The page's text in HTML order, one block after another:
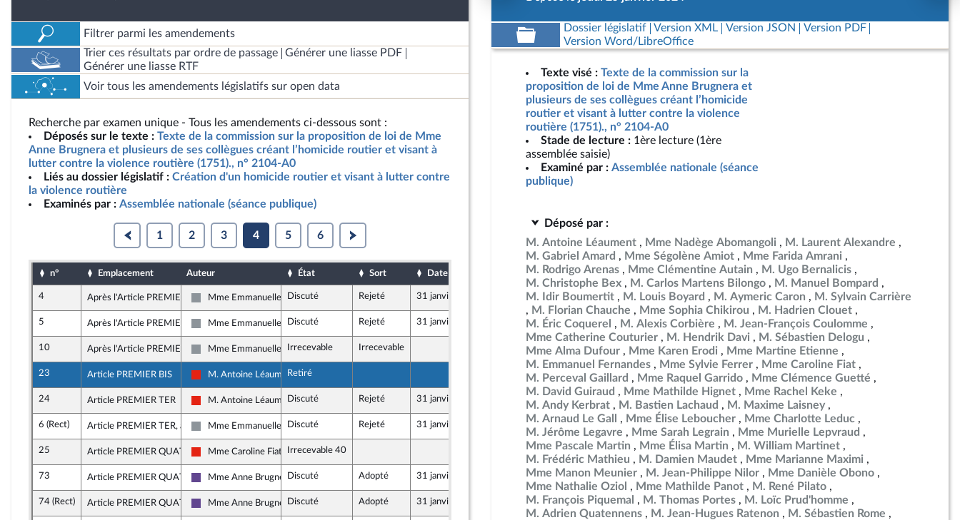
Filtrer parmi les amendements
Trier ces résultats par ordre de passage
Générer une liasse PDF
Générer une liasse RTF
Voir tous les amendements législatifs sur open data
Recherche par examen unique - Tous les amendements ci-dessous sont :
Déposés sur le texte : Texte de la commission sur la proposition de loi de Mme
Anne Brugnera et plusieurs de ses collègues créant l’homicide routier et visant à
lutter contre la violence routière (1751)., n° 2104-A0
Liés au dossier législatif : Création d'un homicide routier et visant à lutter contre
la violence routière
Examinés par : Assemblée nationale (séance publique)
1 2 3 4 5 6
n° Emplacement Auteur État Sort Date d'examen Date de dépôt
4 Après l'Article PREMIER
Non inscrit
Mme Emmanuelle Ménard
Discuté Rejeté 31 janvier 2024 25 janvier 2024
5 Après l'Article PREMIER
Non inscrit
Mme Emmanuelle Ménard
Discuté Rejeté 31 janvier 2024 25 janvier 2024
10 Après l'Article PREMIER
Non inscrit
Mme Emmanuelle Ménard
Irrecevable Irrecevable 25 janvier 2024
23 Article PREMIER BIS
La France insoumise - Nouvelle Union Populaire écologique et sociale
M. Antoine LéaumentRetiré 25 janvier 2024
24 Article PREMIER TER
La France insoumise - Nouvelle Union Populaire écologique et sociale
M. Antoine LéaumentDiscuté Rejeté 31 janvier 2024 25 janvier 2024
6 (Rect) Article PREMIER TER, alinéa 2
Non inscrit
Mme Emmanuelle Ménard
Discuté Rejeté 31 janvier 2024 25 janvier 2024
25 Article PREMIER QUATER, alinéa 2
La France insoumise - Nouvelle Union Populaire écologique et sociale
Mme Caroline Fiat Irrecevable 40 25 janvier 2024
73 Article PREMIER QUATER, alinéa 2
Renaissance
Mme Anne BrugneraDiscuté Adopté 31 janvier 2024 25 janvier 2024
74 (Rect) Article PREMIER QUATER, alinéa 2
Renaissance
Mme Anne BrugneraDiscuté Adopté 31 janvier 2024 25 janvier 2024
Dossier législatif Version XML Version JSON
Version PDF
Version Word/LibreOffice
Texte visé : Texte de la commission sur la
proposition de loi de Mme Anne Brugnera et
plusieurs de ses collègues créant l’homicide
routier et visant à lutter contre la violence
routière (1751)., n° 2104-A0
Stade de lecture : 1ère lecture (1ère
assemblée saisie)
Examiné par : Assemblée nationale (séance
publique)
Déposé par :
M. Antoine Léaument
Mme Nadège Abomangoli
M. Laurent Alexandre
M. Gabriel Amard
Mme Ségolène Amiot
Mme Farida Amrani
M. Rodrigo Arenas
Mme Clémentine Autain
M. Ugo Bernalicis
M. Christophe Bex
M. Carlos Martens Bilongo
M. Manuel Bompard
M. Idir Boumertit
M. Louis Boyard M. Aymeric Caron
M. Sylvain Carrière
M. Florian Chauche
Mme Sophia Chikirou
M. Hadrien Clouet
M. Éric Coquerel
M. Alexis Corbière
M. Jean-François Coulomme
Mme Catherine Couturier
M. Hendrik Davi
M. Sébastien Delogu
Mme Alma Dufour
Mme Karen Erodi
Mme Martine Etienne
M. Emmanuel Fernandes
Mme Sylvie Ferrer
Mme Caroline Fiat
M. Perceval Gaillard
Mme Raquel Garrido
Mme Clémence Guetté
M. David Guiraud
Mme Mathilde Hignet
Mme Rachel Keke
M. Andy Kerbrat
M. Bastien Lachaud
M. Maxime Laisney
M. Arnaud Le Gall
Mme Élise Leboucher
Mme Charlotte Leduc
M. Jérôme Legavre
Mme Sarah Legrain
Mme Murielle Lepvraud
Mme Pascale Martin
Mme Élisa Martin
M. William Martinet
M. Frédéric Mathieu
M. Damien Maudet
Mme Marianne Maximi
Mme Manon Meunier
M. Jean-Philippe Nilor
Mme Danièle Obono
Mme Nathalie Oziol
Mme Mathilde Panot
M. René Pilato
M. François Piquemal
M. Thomas Portes
M. Loïc Prud'homme
M. Adrien Quatennens
M. Jean-Hugues Ratenon
M. Sébastien Rome